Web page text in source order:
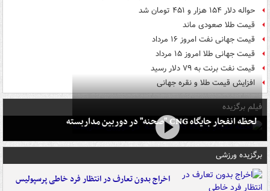
حواله دلار ۱۵۴ هزار و ۴۵۱ تومان شد
قیمت طلا صعودی ماند
قیمت جهانی نفت امروز ۱۶ مرداد
قیمت جهانی طلا امروز ۱۵ مرداد
قیمت نفت برنت به ۷۹ دلار رسید
افزایش قیمت طلا و نقره جهانی
فیلم برگزیده
لحظه انفجار جایگاه CNG "صحنه" در دوربین مداربسته
برگزیده ورزشی
اخراج بدون تعارف در انتظار فرد خاطی پرسپولیس